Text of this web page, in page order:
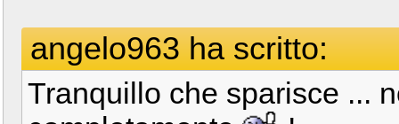
angelo963 ha scritto:
Tranquillo che sparisce ...